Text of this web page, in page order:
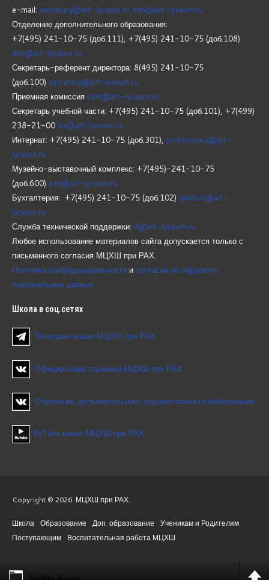
e-mail: secretary@art-lyceum.ru mnv@art-lyceum.ru
Отделение дополнительного образования:
+7(495) 241-10-75 (доб.111), +7(495) 241-10-75 (доб.108)
dho@art-lyceum.ru
Секретарь-референт директора: 8(495) 241-10-75
(доб.100) secretary@art-lyceum.ru
Приемная комиссия com@art-lyceum.ru
Секретарь учебной части: +7(495) 241-10-75 (доб.101), +7(499)
238-21-00 lev@art-lyceum.ru
Интернат: +7(495) 241-10-75 (доб.301), protasova.u@art-
lyceum.ru
Музейно-выставочный комплекс: +7(495)-241-10-75
(доб.600) zeb@art-lyceum.ru
Бухгалтерия: +7(495) 241-10-75 (доб.102) glavbuh@art-
lyceum.ru
Служба технической поддержки: it@art-lyceum.ru
Любое использование материалов сайта допускается только с
письменного согласия МЦХШ при РАХ.
Политика конфиденциальности и согласие на обработку
персональных данных
Школа в соц.сетях
Телеграм-канал МЦХШ при РАХ
Официальная страница МЦХШ при РАХ
Отделение дополнительного художественного образования
RuTube канал МЦХШ при РАХ
Copyright © 2026. МЦХШ при РАХ.
Школа Образование Доп. образование
Ученикам и Родителям
Поступающим
Воспитательная работа МЦХШ